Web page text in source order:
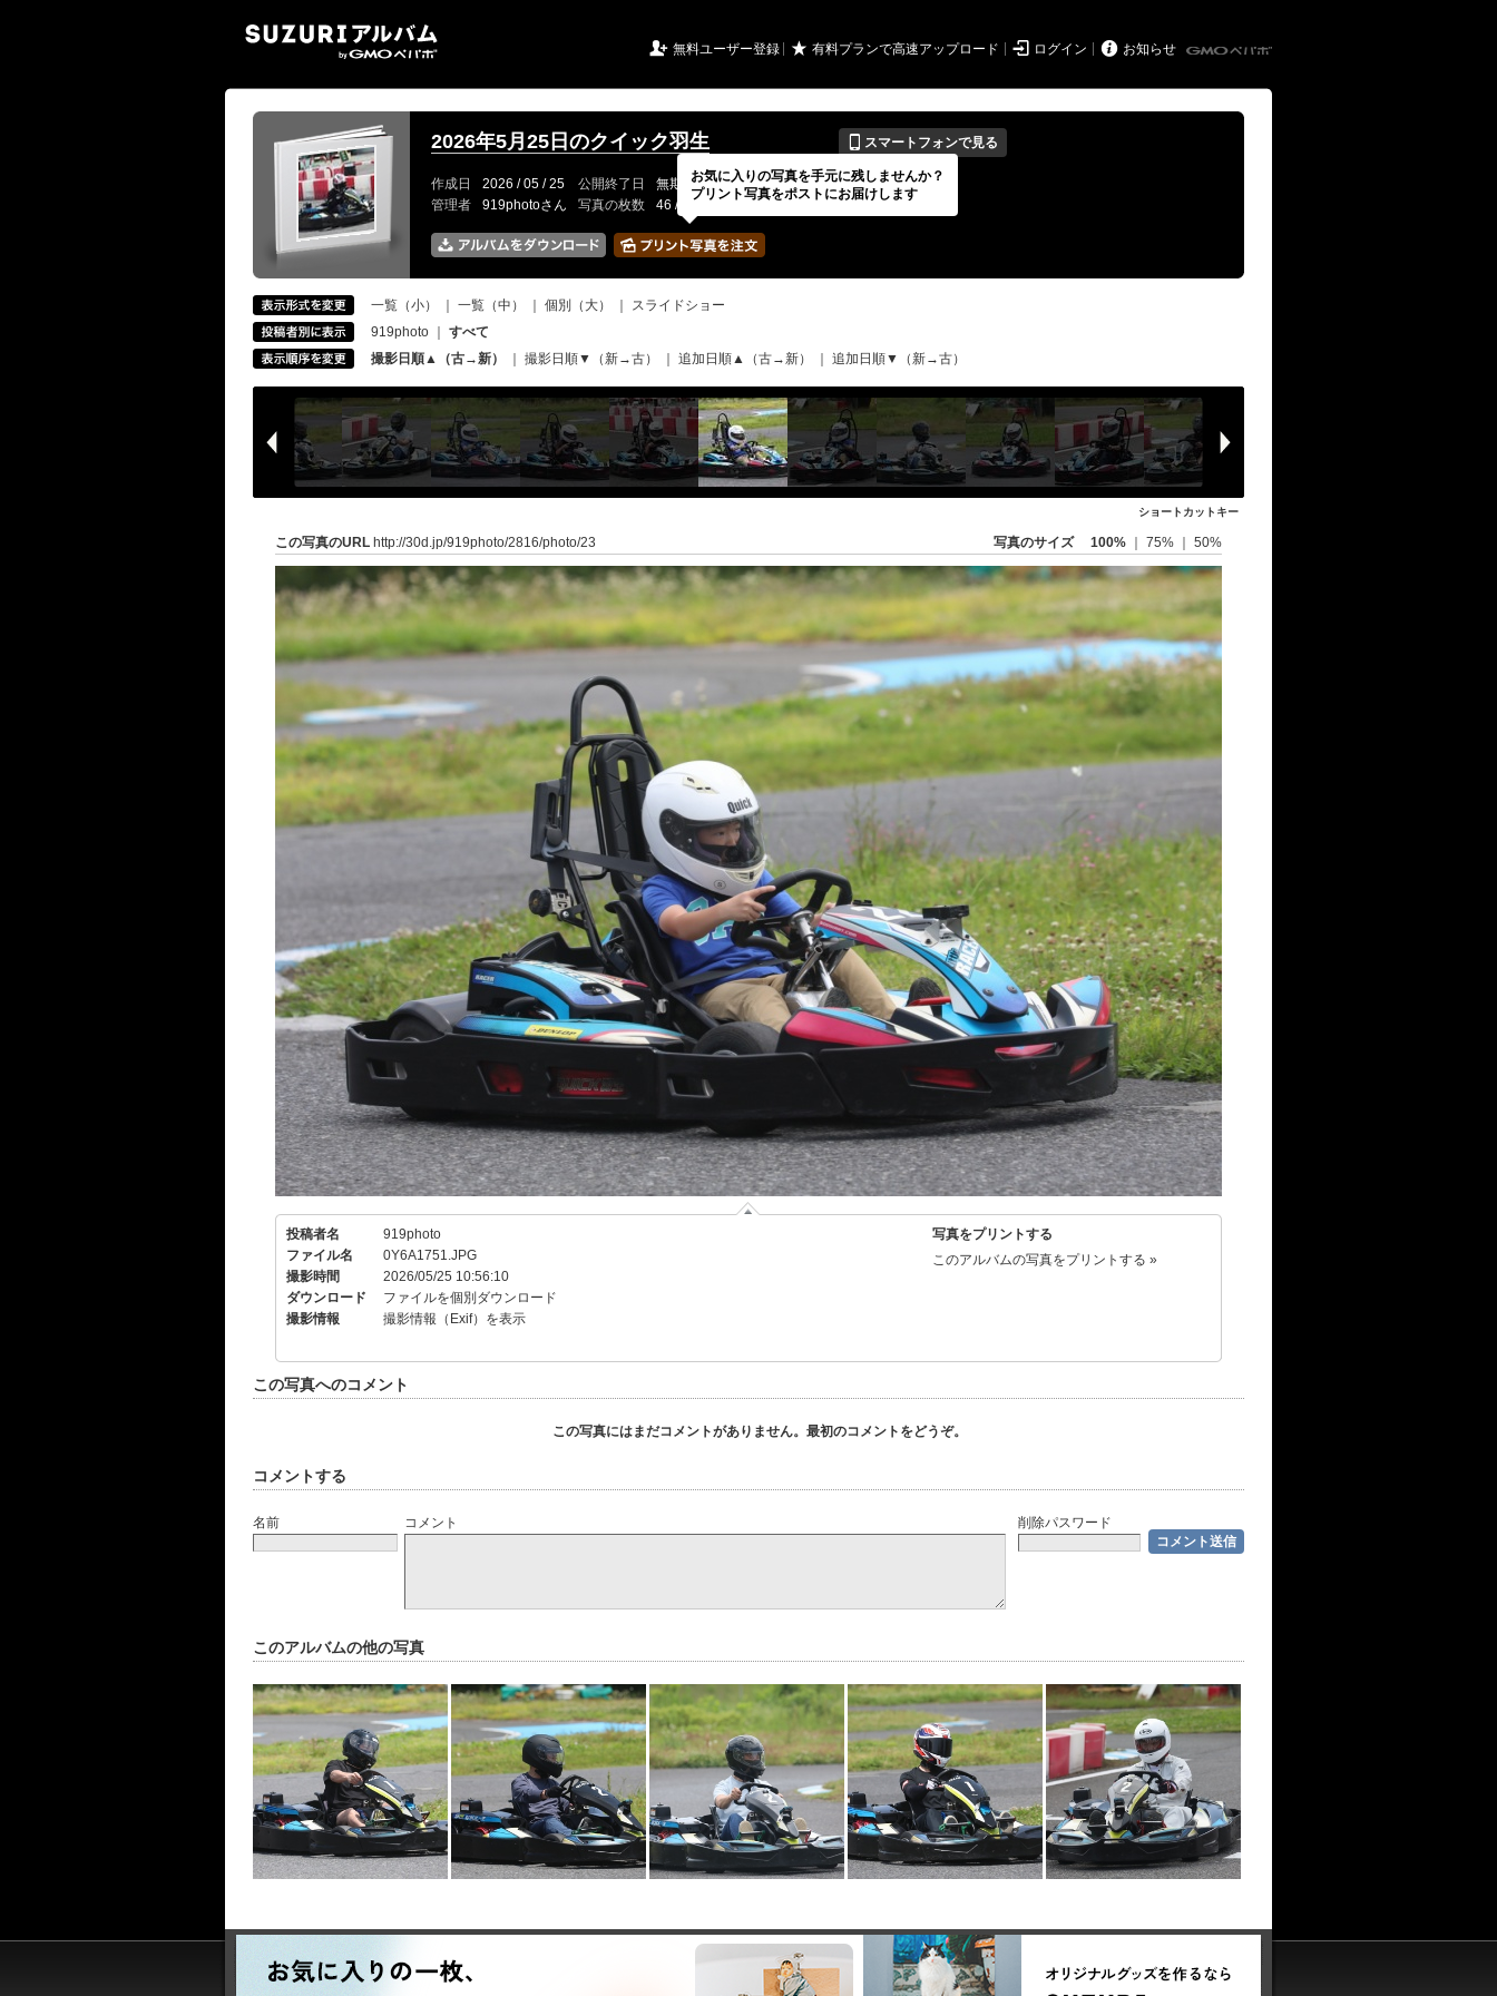
 無料ユーザー登録 ★ 有料プランで高速アップロード  ログイン  お知らせ
2026年5月25日のクイック羽生 📱 スマートフォンで見る
作成日 2026 / 05 / 25 公開終了日 無期限 イベントの期間
---
管理者
919photoさん 写真の枚数 46 / 2000枚
一覧（小） 一覧（中） 個別（大）
スライドショー
919photo
すべて
撮影日順▲（古→新）
撮影日順▼（新→古） 追加日順▲（古→新） 追加日順▼（新→古）
ショートカットキー
この写真のURL http://30d.jp/919photo/2816/photo/23 写真のサイズ 100% 75% 50%
投稿者名
919photo
ファイル名
0Y6A1751.JPG
撮影時間
2026/05/25 10:56:10
ダウンロード
ファイルを個別ダウンロード
撮影情報
撮影情報（Exif）を表示
写真をプリントする
このアルバムの写真をプリントする »
この写真へのコメント
この写真にはまだコメントがありません。最初のコメントをどうぞ。
コメントする
名前 コメント 削除パスワード
このアルバムの他の写真
お気に入りの写真を手元に残しませんか？
プリント写真をポストにお届けします